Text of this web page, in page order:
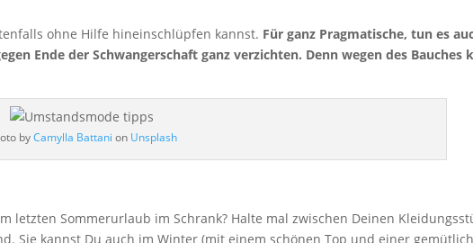
ohne Hilfe hineinschlüpfen kannst. Für ganz Pragmatische, tun es
Ende der Schwangerschaft ganz verzichten. Denn wegen des Bauches
byCamylla Battani on Unsplash
letzten Sommerurlaub im Schrank? Halte mal zwischen Deinen
Sie kannst Du auch im Winter (mit einem schönen Top und einer